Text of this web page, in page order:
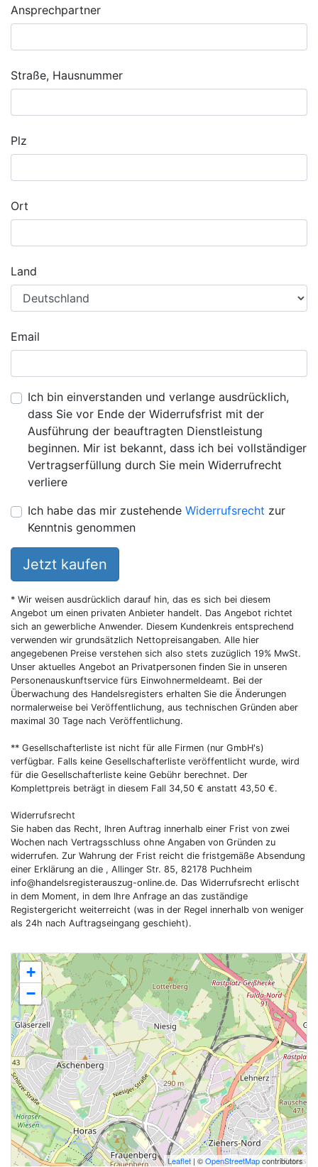
+
−
Leaflet | ©OpenStreetMapcontributors
Ansprechpartner
Straße, Hausnummer
Plz
Ort
Land
Email
Ich bin einverstanden und verlange ausdrücklich,
dass Sie vor Ende der Widerrufsfrist mit der
Ausführung der beauftragten Dienstleistung
beginnen. Mir ist bekannt, dass ich bei vollständiger
Vertragserfüllung durch Sie mein Widerrufrecht
verliere
Ich habe das mir zustehende Widerrufsrecht zur
Kenntnis genommen
Jetzt kaufen
* Wir weisen ausdrücklich darauf hin, das es sich bei diesem
Angebot um einen privaten Anbieter handelt. Das Angebot richtet
sich an gewerbliche Anwender. Diesem Kundenkreis entsprechend
verwenden wir grundsätzlich Nettopreisangaben. Alle hier
angegebenen Preise verstehen sich also stets zuzüglich 19% MwSt.
Unser aktuelles Angebot an Privatpersonen finden Sie in unseren
Personenauskunftservice fürs Einwohnermeldeamt. Bei der
Überwachung des Handelsregisters erhalten Sie die Änderungen
normalerweise bei Veröffentlichung, aus technischen Gründen aber
maximal 30 Tage nach Veröffentlichung.
** Gesellschafterliste ist nicht für alle Firmen (nur GmbH's)
verfügbar. Falls keine Gesellschafterliste veröffentlicht wurde, wird
für die Gesellschafterliste keine Gebühr berechnet. Der
Komplettpreis beträgt in diesem Fall 34,50 € anstatt 43,50 €.
Widerrufsrecht
Sie haben das Recht, Ihren Auftrag innerhalb einer Frist von zwei
Wochen nach Vertragsschluss ohne Angaben von Gründen zu
widerrufen. Zur Wahrung der Frist reicht die fristgemäße Absendung
einer Erklärung an die , Allinger Str. 85, 82178 Puchheim
info@handelsregisterauszug-online.de. Das Widerrufsrecht erlischt
in dem Moment, in dem Ihre Anfrage an das zuständige
Registergericht weiterreicht (was in der Regel innerhalb von weniger
als 24h nach Auftragseingang geschieht).